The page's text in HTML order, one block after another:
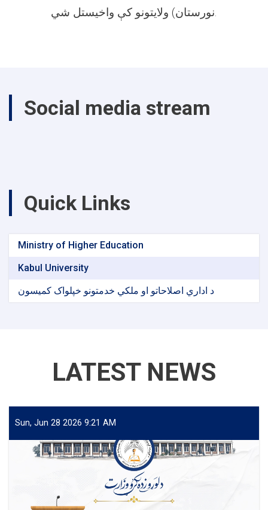
نورستان) ولایتونو کې واخیستل شي.
Social media stream
Quick Links
Ministry of Higher Education
Kabul University
د اداري اصلاحاتو او ملکي خدمتونو خپلواک کمیسون
LATEST NEWS
Sun, Jun 28 2026 9:21 AM